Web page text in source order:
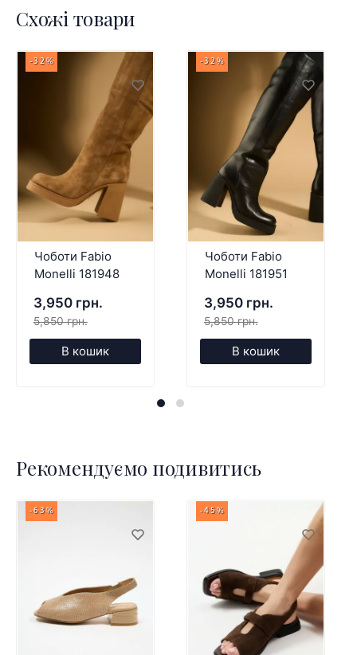
Схожі товари
-32%
Чоботи Fabio
Monelli 181948
3,950 грн.
5,850 грн.
В кошик
-32%
Чоботи Fabio
Monelli 181951
3,950 грн.
5,850 грн.
В кошик
Рекомендуємо подивитись
-63% -45%